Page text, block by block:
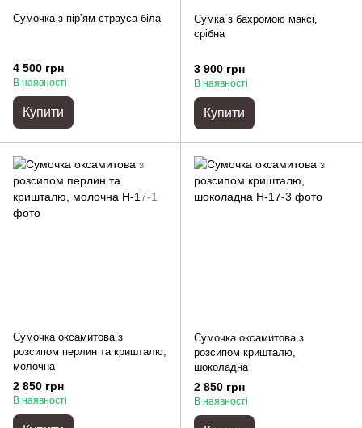
Сумочка з пірʼям страуса біла
4 500 грн
В наявності
Купити
Сумка з бахромою максі,
срібна
3 900 грн
В наявності
Купити
Сумочка оксамитова з
розсипом перлин та кришталю,
молочна
2 850 грн
В наявності
Сумочка оксамитова з
розсипом кришталю,
шоколадна
2 850 грн
В наявності